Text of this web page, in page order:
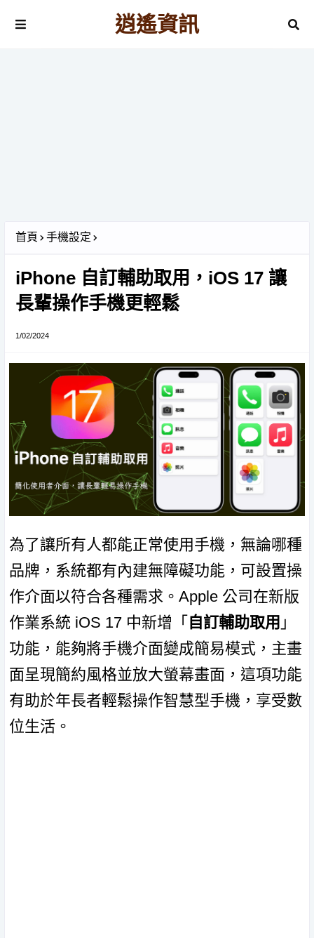
逍遙資訊
首頁 手機設定
iPhone 自訂輔助取用，iOS 17 讓
長輩操作手機更輕鬆
1/02/2024
為了讓所有人都能正常使用手機，無論哪種
品牌，系統都有內建無障礙功能，可設置操
作介面以符合各種需求。Apple 公司在新版
作業系統 iOS 17 中新增「 自訂輔助取用 」
功能，能夠將手機介面變成簡易模式，主畫
面呈現簡約風格並放大螢幕畫面，這項功能
有助於年長者輕鬆操作智慧型手機，享受數
位生活。